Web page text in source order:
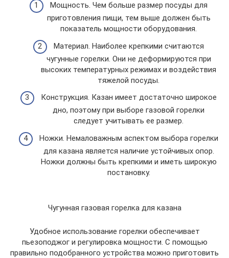
Мощность. Чем больше размер посуды для
приготовления пищи, тем выше должен быть
показатель мощности оборудования.
Материал. Наиболее крепкими считаются
чугунные горелки. Они не деформируются при
высоких температурных режимах и воздействия
тяжелой посуды.
Конструкция. Казан имеет достаточно широкое
дно, поэтому при выборе газовой горелки
следует учитывать ее размер.
Ножки. Немаловажным аспектом выбора горелки
для казана является наличие устойчивых опор.
Ножки должны быть крепкими и иметь широкую
постановку.
Чугунная газовая горелка для казана
Удобное использование горелки обеспечивает
пьезоподжог и регулировка мощности. С помощью
правильно подобранного устройства можно приготовить